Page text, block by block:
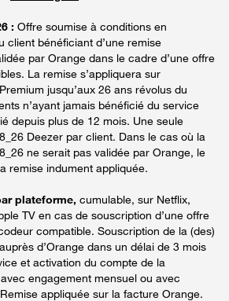
: Offre soumise à conditions en
client bénéficiant d’une remise
par Orange dans le cadre d’une offre
La remise s’appliquera sur
jusqu’aux 26 ans révolus du
n’ayant jamais bénéficié du service
depuis plus de 12 mois. Une seule
Deezer par client. Dans le cas où la
ne serait pas validée par Orange, le
remise indument appliquée.
plateforme, cumulable, sur Netflix,
TV en cas de souscription d’une offre
compatible. Souscription de la (des)
d’Orange dans un délai de 3 mois
et activation du compte de la
engagement mensuel ou avec
appliquée sur la facture Orange.